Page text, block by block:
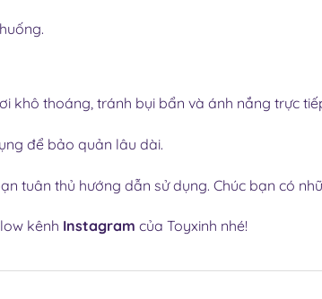
khô thoáng, tránh bụi bẩn và ánh nắng trực
để bảo quản lâu dài.
tuân thủ hướng dẫn sử dụng. Chúc bạn có
kênh Instagram của Toyxinh nhé!